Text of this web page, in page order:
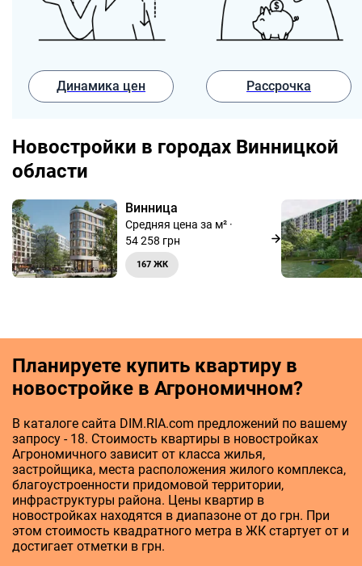
Динамика цен Рассрочка
Новостройки в городах Винницкой
области
Винница
Средняя цена за м² ·
54 258 грн
167 ЖК
Планируете купить квартиру в
новостройке в Агрономичном?
В каталоге сайта DIM.RIA.com предложений по вашему
запросу - 18. Стоимость квартиры в новостройках
Агрономичного зависит от класса жилья,
застройщика, места расположения жилого комплекса,
благоустроенности придомовой территории,
инфраструктуры района. Цены квартир в
новостройках находятся в диапазоне от до грн. При
этом стоимость квадратного метра в ЖК стартует от и
достигает отметки в грн.